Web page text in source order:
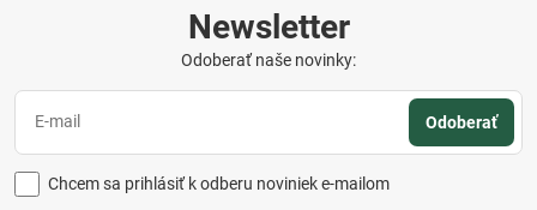
Newsletter
Odoberať naše novinky:
Odoberať
Chcem sa prihlásiť k odberu noviniek e-mailom